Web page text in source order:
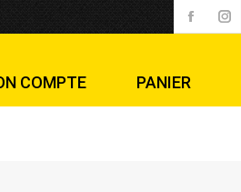
COMPTE PANIER